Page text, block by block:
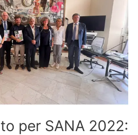
per SANA 2022: